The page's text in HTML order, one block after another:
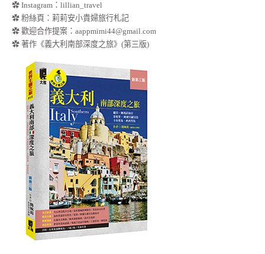
✿ Instagram：lillian_travel
✿ 粉絲頁：莉莉安小貴婦旅行札記
✿ 歡迎合作提案： aappmimi44@gmail.com
✿ 著作《義大利南部深度之旅》(第三版)